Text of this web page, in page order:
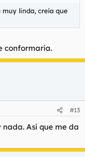
linda, creía que
conformaría.
#13
Así que me da